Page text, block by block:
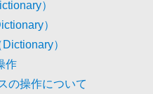
）
）
）
作
の操作について